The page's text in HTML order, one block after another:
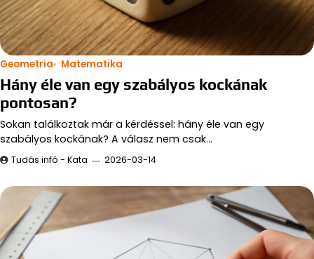
Geometria Matematika
Hány éle van egy szabályos kockának
pontosan?
Sokan találkoztak már a kérdéssel: hány éle van egy
szabályos kockának? A válasz nem csak…
Tudás infó - Kata 2026-03-14